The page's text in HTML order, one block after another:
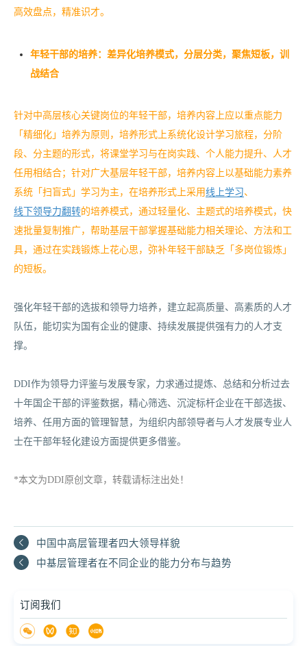
高效盘点，精准识才。
年轻干部的培养：差异化培养模式，分层分类，聚焦短板，训
战结合
针对中高层核心关键岗位的年轻干部，培养内容上应以重点能力
「精细化」培养为原则，培养形式上系统化设计学习旅程，分阶
段、分主题的形式，将课堂学习与在岗实践、个人能力提升、人才
任用相结合；针对广大基层年轻干部，培养内容上以基础能力素养
系统「扫盲式」学习为主，在培养形式上采用线上学习、
线下领导力翻转的培养模式，通过轻量化、主题式的培养模式，快
速批量复制推广，帮助基层干部掌握基础能力相关理论、方法和工
具，通过在实践锻炼上花心思，弥补年轻干部缺乏「多岗位锻炼」
的短板。
强化年轻干部的选拔和领导力培养，建立起高质量、高素质的人才
队伍，能切实为国有企业的健康、持续发展提供强有力的人才支
撑。
DDI作为领导力评鉴与发展专家，力求通过提炼、总结和分析过去
十年国企干部的评鉴数据，精心筛选、沉淀标杆企业在干部选拔、
培养、任用方面的管理智慧，为组织内部领导者与人才发展专业人
士在干部年轻化建设方面提供更多借鉴。
*本文为DDI原创文章，转载请标注出处！
中国中高层管理者四大领导样貌
中基层管理者在不同企业的能力分布与趋势
订阅我们